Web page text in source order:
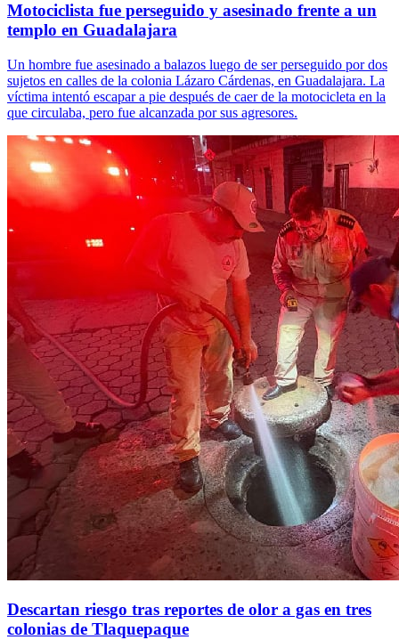
Motociclista fue perseguido y asesinado frente a un
templo en Guadalajara
Un hombre fue asesinado a balazos luego de ser perseguido por dos
sujetos en calles de la colonia Lázaro Cárdenas, en Guadalajara. La
víctima intentó escapar a pie después de caer de la motocicleta en la
que circulaba, pero fue alcanzada por sus agresores.
Descartan riesgo tras reportes de olor a gas en tres
colonias de Tlaquepaque